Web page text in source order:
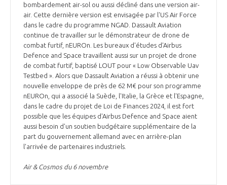
bombardement air-sol ou aussi décliné dans une version air-
air. Cette dernière version est envisagée par l'US Air Force
dans le cadre du programme NGAD. Dassault Aviation
continue de travailler sur le démonstrateur de drone de
combat furtif, nEUROn. Les bureaux d'études d'Airbus
Defence and Space travaillent aussi sur un projet de drone
de combat furtif, baptisé LOUT pour « Low Observable Uav
Testbed ». Alors que Dassault Aviation a réussi à obtenir une
nouvelle enveloppe de près de 62 M€ pour son programme
nEUROn, qui a associé la Suède, l'Italie, la Grèce et l'Espagne,
dans le cadre du projet de Loi de Finances 2024, il est fort
possible que les équipes d'Airbus Defence and Space aient
aussi besoin d'un soutien budgétaire supplémentaire de la
part du gouvernement allemand avec en arrière-plan
l'arrivée de partenaires industriels.
Air & Cosmos du 6 novembre